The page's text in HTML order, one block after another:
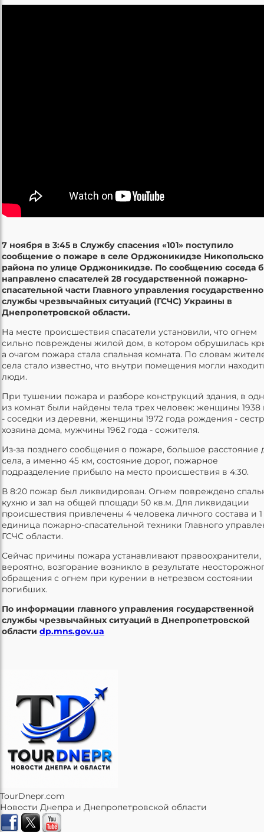
7 ноября в 3:45 в Службу спасения «101» поступило
сообщение о пожаре в селе Орджоникидзе
района по улице Орджоникидзе. По сообщению соседа
направлено спасателей 28 государственной пожарно-
спасательной части Главного управления
службы чрезвычайных ситуаций (ГСЧС) Украины в
Днепропетровской области.
На месте происшествия спасатели установили, что огнем
сильно повреждены жилой дом, в котором обрушилась
а очагом пожара стала спальная комната. По словам
села стало известно, что внутри помещения могли
люди.
При тушении пожара и разборе конструкций здания, в
из комнат были найдены тела трех человек: женщины 1938
- соседки из деревни, женщины 1972 года рождения -
хозяина дома, мужчины 1962 года - сожителя.
Из-за позднего сообщения о пожаре, большое расстояние
села, а именно 45 км, состояние дорог, пожарное
подразделение прибыло на место происшествия в 4:30.
В 8:20 пожар был ликвидирован. Огнем повреждено
кухню и зал на общей площади 50 кв.м. Для ликвидации
происшествия привлечены 4 человека личного состава и 1
единица пожарно-спасательной техники Главного
ГСЧС области.
Сейчас причины пожара устанавливают правоохранители,
вероятно, возгорание возникло в результате
обращения с огнем при курении в нетрезвом состоянии
погибших.
По информации главного управления государственной
службы чрезвычайных ситуаций в Днепропетровской
области dp.mns.gov.ua
TourDnepr.com
Новости Днепра и Днепропетровской области